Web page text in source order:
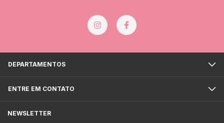
DEPARTAMENTOS
ENTRE EM CONTATO
NEWSLETTER